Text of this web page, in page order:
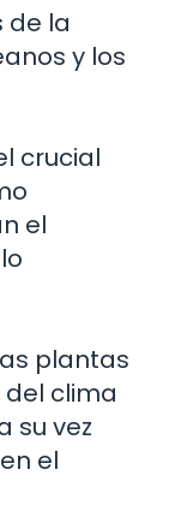
de la
y los
crucial
el
plantas
clima
su vez
el